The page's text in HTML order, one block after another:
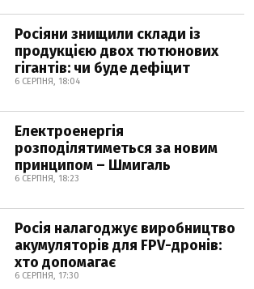
Росіяни знищили склади із
продукцією двох тютюнових
гігантів: чи буде дефіцит
6 СЕРПНЯ, 18:04
Електроенергія
розподілятиметься за новим
принципом – Шмигаль
6 СЕРПНЯ, 18:23
Росія налагоджує виробництво
акумуляторів для FPV-дронів:
хто допомагає
6 СЕРПНЯ, 17:30